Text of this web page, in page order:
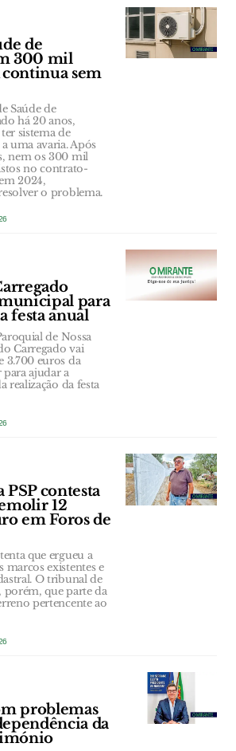
de
300 mil
continua sem
Saúde de
há 20 anos,
sistema de
uma avaria. Após
nem os 300 mil
no contrato-
2024,
o problema.
para
festa anual
de Nossa
Carregado vai
3.700 euros da
para ajudar a
realização da festa
contesta
12
em Foros de
que ergueu a
marcos existentes e
O tribunal de
porém, que parte da
pertencente ao
problemas
da